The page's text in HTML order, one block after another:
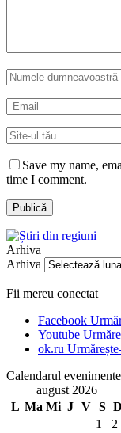
Save my name,
time I comment.
Arhiva
Arhiva
Fii mereu conectat
Facebook
Youtube
ok.ru
Calendarul
august 2026
L Ma Mi J V S D
1
2